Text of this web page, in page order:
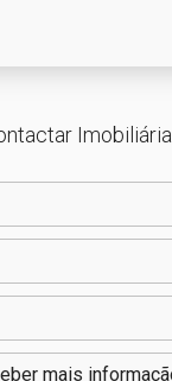
Imobiliária